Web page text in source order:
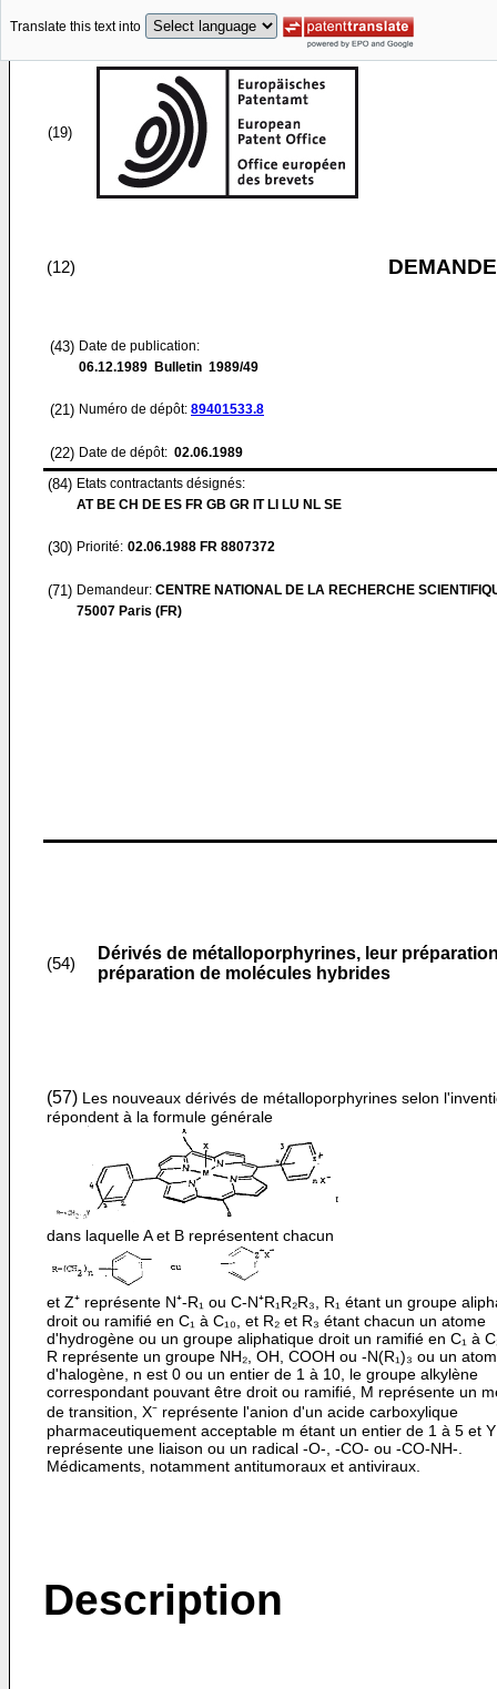
Translate this text into
(19)
(12)
(43) Date de publication:
06.12.1989 Bulletin 1989/49
(21) Numéro de dépôt: 89401533.8
(22) Date de dépôt: 02.06.1989
(84) Etats contractants désignés:
AT BE CH DE ES FR GB GR IT LI LU NL SE
(30) Priorité: 02.06.1988 FR 8807372
(71) Demandeur: CENTRE NATIONAL DE LA RECHERCHE
75007 Paris (FR)
(54)
Dérivés de métalloporphyrines, leur
préparation de molécules hybrides
(57) Les nouveaux dérivés de métalloporphyrines selon
répondent à la formule générale
dans laquelle A et B représentent chacun
et Z⁺ représente N⁺-R₁ ou C-N⁺R₁R₂R₃, R₁ étant un groupe
droit ou ramifié en C₁ à C₁₀, et R₂ et R₃ étant chacun un atome
d'hydrogène ou un groupe aliphatique droit un ramifié en C₁ à
R représente un groupe NH₂, OH, COOH ou -N(R₁)₃ ou un
d'halogène, n est 0 ou un entier de 1 à 10, le groupe alkylène
correspondant pouvant être droit ou ramifié, M représente un
de transition, X⁻ re­présente l'anion d'un acide carboxylique
pharmaceuti­quement acceptable m étant un entier de 1 à 5 et Y
représente une liaison ou un radical -O-, -CO- ou -CO-NH-.
Médicaments, notamment antitumoraux et anti­viraux.
Description